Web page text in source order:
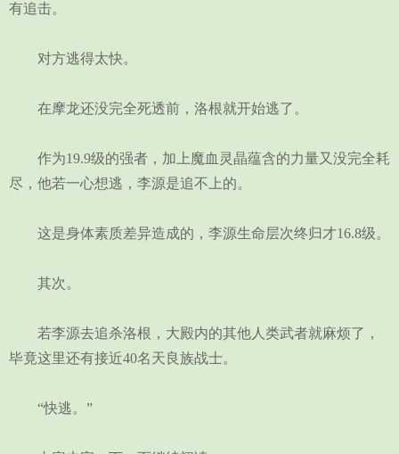
有追击。
对方逃得太快。
在摩龙还没完全死透前，洛根就开始逃了。
作为19.9级的强者，加上魔血灵晶蕴含的力量又没完全耗
尽，他若一心想逃，李源是追不上的。
这是身体素质差异造成的，李源生命层次终归才16.8级。
其次。
若李源去追杀洛根，大殿内的其他人类武者就麻烦了，
毕竟这里还有接近40名天良族战士。
“快逃。”